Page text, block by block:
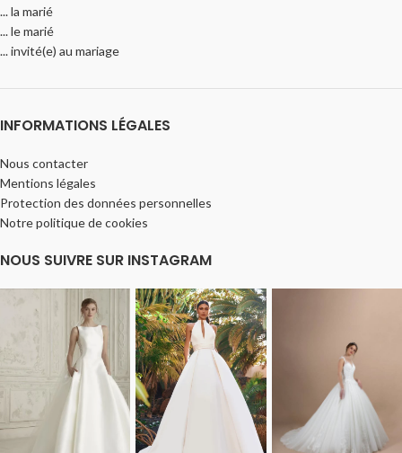
... la marié
... le marié
... invité(e) au mariage
INFORMATIONS LÉGALES
Nous contacter
Mentions légales
Protection des données personnelles
Notre politique de cookies
NOUS SUIVRE SUR INSTAGRAM